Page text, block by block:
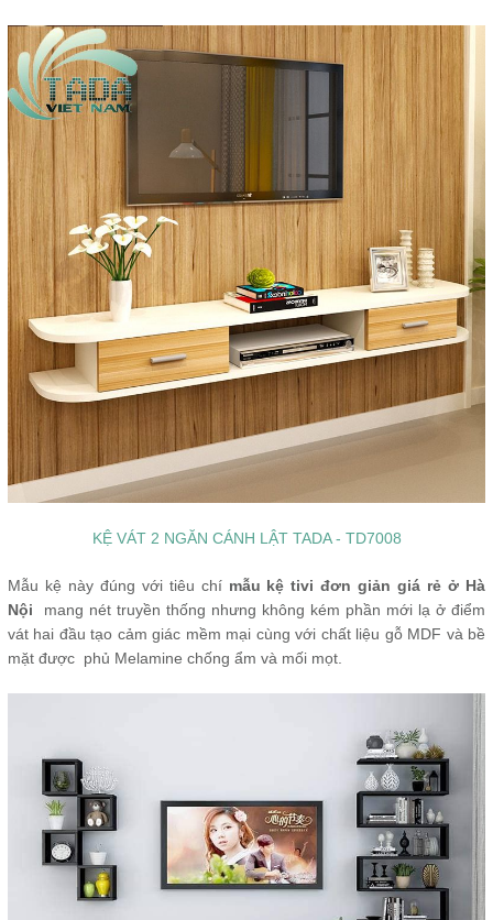
KỆ VÁT 2 NGĂN CÁNH LẬT TADA - TD7008
Mẫu kệ này đúng với tiêu chí mẫu kệ tivi đơn giản giá rẻ ở Hà
Nội mang nét truyền thống nhưng không kém phần mới lạ ở điểm
vát hai đầu tạo cảm giác mềm mại cùng với chất liệu gỗ MDF và bề
mặt được phủ Melamine chống ẩm và mối mọt.